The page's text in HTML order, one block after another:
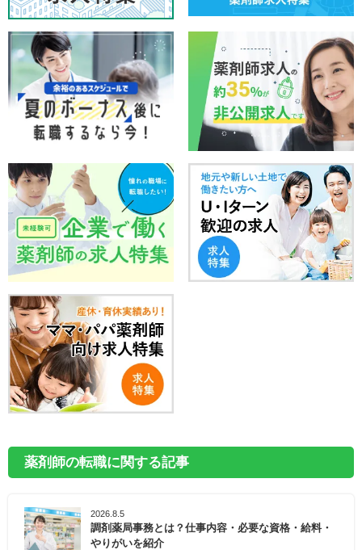
薬剤師の転職に関する記事
2026.8.5
調剤薬局事務とは？仕事内容・必要な資格・給料・
やりがいを紹介